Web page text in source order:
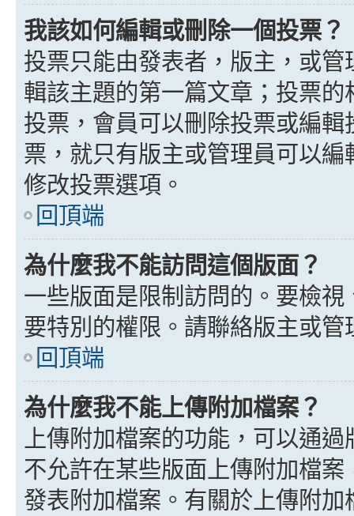
我該如何編輯或刪除一個投票？
投票只能由發表者，版主，或
輯該主題的第一篇文章；投票
投票，會員可以刪除投票或編
票，就只有版主或管理員可以
修改投票選項。
回頂端
為什麼我不能訪問這個版面？
一些版面是限制訪問的。要檢
要特別的權限。請聯絡版主或管
回頂端
為什麼我不能上傳附加檔案？
上傳附加檔案的功能，可以通
不允許在某些版面上傳附加檔
發表附加檔案。有關於上傳附